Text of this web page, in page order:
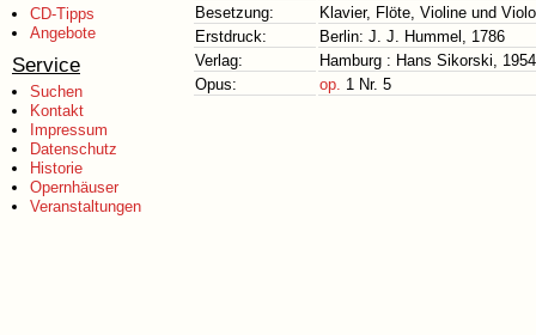
CD-Tipps
Angebote
Service
Suchen
Kontakt
Impressum
Datenschutz
Historie
Opernhäuser
Veranstaltungen
Besetzung:
Klavier, Flöte, Violine und
Erstdruck:
Berlin: J. J. Hummel, 1786
Verlag:
Hamburg : Hans Sikorski, 1954
Opus:
op. 1 Nr. 5